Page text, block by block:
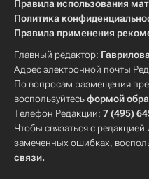
Правила использования
Политика
Правила применения
Главный редактор:
Адрес электронной почты
По вопросам размещения
воспользуйтесьформой
Телефон Редакции: 7 (495)
Чтобы связаться с
замеченных ошибках,
связи.